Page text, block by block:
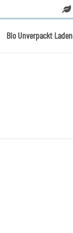
Bio Unverpackt Laden